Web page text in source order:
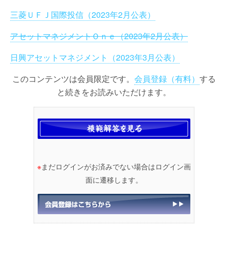
三菱ＵＦＪ国際投信（2023年2月公表）
アセットマネジメントＯｎｅ（2023年2月公表）
日興アセットマネジメント（2023年3月公表）
このコンテンツは会員限定です。 会員登録（有料） する
と続きをお読みいただけます。
※まだログインがお済みでない場合はログイン画
面に遷移します。